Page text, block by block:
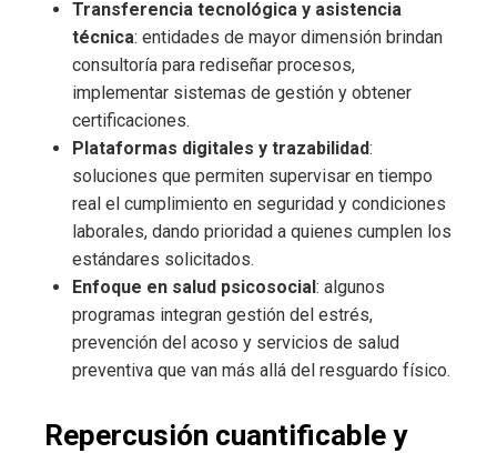
Transferencia tecnológica y asistencia
técnica: entidades de mayor dimensión brindan
consultoría para rediseñar procesos,
implementar sistemas de gestión y obtener
certificaciones.
Plataformas digitales y trazabilidad:
soluciones que permiten supervisar en tiempo
real el cumplimiento en seguridad y condiciones
laborales, dando prioridad a quienes cumplen los
estándares solicitados.
Enfoque en salud psicosocial: algunos
programas integran gestión del estrés,
prevención del acoso y servicios de salud
preventiva que van más allá del resguardo físico.
Repercusión cuantificable y